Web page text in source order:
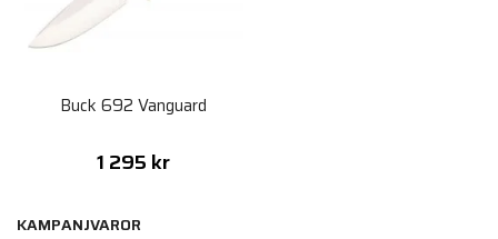
Buck 692 Vanguard
1 295 kr
KAMPANJVAROR